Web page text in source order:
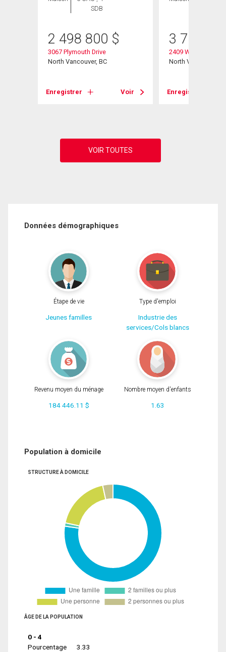
SDB
2 498 800 $
3067 Plymouth Drive
North Vancouver, BC
Enregistrer Voir
3 750
2409 Windridge
North Vancouver,
Enregistrer
Données démographiques
Étape de vie
Jeunes familles
Type d'emploi
Industrie des
services/Cols blancs
Revenu moyen du ménage
184 446.11 $
Nombre moyen d'enfants
1.63
Population à domicile
STRUCTURE À DOMICILE
ÂGE DE LA POPULATION
0 - 4
Pourcentage
3.33